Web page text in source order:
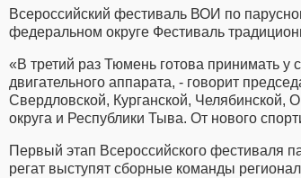
Всероссийский фестиваль ВОИ по
федеральном округе Фестиваль
«В третий раз Тюмень готова принимать
двигательного аппарата, - говорит
Свердловской, Курганской, Челябинской,
округа и Республики Тыва. От нового
Первый этап Всероссийского фестиваля
регат выступят сборные команды